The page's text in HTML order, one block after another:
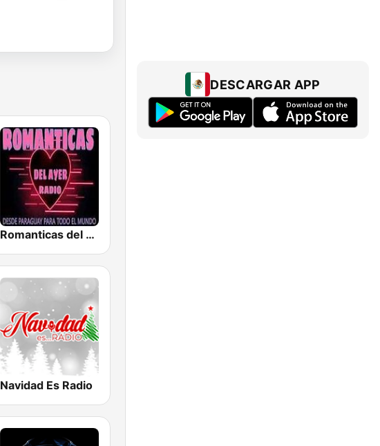
Romanticas del Ayer Radio
Navidad Es Radio
DESCARGAR APP